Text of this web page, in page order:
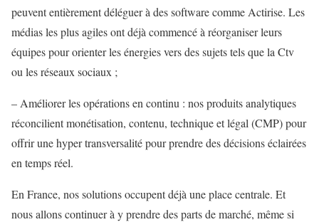
peuvent entièrement déléguer à des software comme Actirise. Les
médias les plus agiles ont déjà commencé à réorganiser leurs
équipes pour orienter les énergies vers des sujets tels que la Ctv
ou les réseaux sociaux ;
– Améliorer les opérations en continu : nos produits analytiques
réconcilient monétisation, contenu, technique et légal (CMP) pour
offrir une hyper transversalité pour prendre des décisions éclairées
en temps réel.
En France, nos solutions occupent déjà une place centrale. Et
nous allons continuer à y prendre des parts de marché, même si